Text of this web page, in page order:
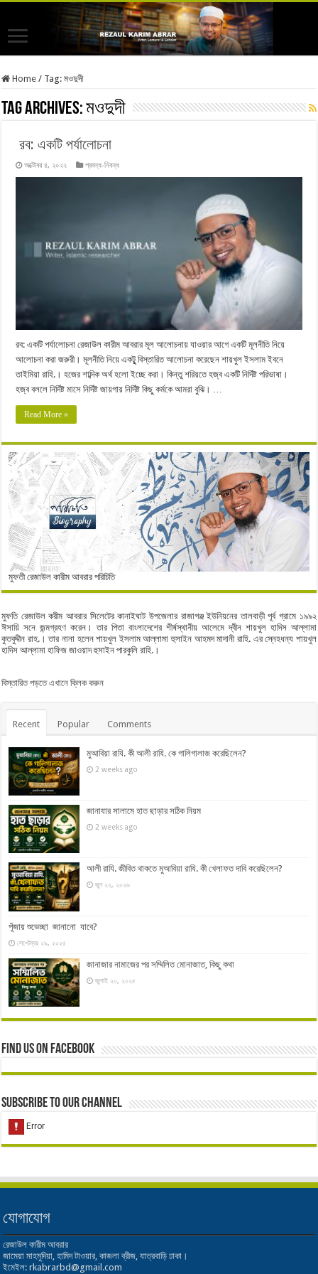
Home / Tag:মওদুদী
Tag Archives:মওদুদী
রব: একটি পর্যালোচনা
অক্টোবর ৪, ২০২২ প্রবন্ধ-নিবন্ধ
রব: একটি পর্যালোচনা রেজাউল কারীম আবরার মূল আলোচনায় যাওয়ার আগে একটি মূলনীতি নিয়ে
আলোচনা করা জরুরী। মূলনীতি নিয়ে একটুৃ বিস্তারিত আলোচনা করেছেন শায়খুল ইসলাম ইবনে
তাইমিয়া রাহি.। হজের শাব্দিক অর্থ হলো ইচ্ছে করা। কিন্তু শরিয়তে হজ্ব একটি নির্দিষ্ট পরিভাষা।
হজ্ব বললে নির্দিষ্ট মাসে নির্দিষ্ট জায়গায় নির্দিষ্ট কিছু কর্মকে আমরা বুঝি। …
Read More »
মুফতী রেজাউল কারীম আবরার পরিচিতি
মুফতি রেজাউল করীম আবরার সিলেটের কানাইঘাট উপজেলার রাজাগঞ্জ ইউনিয়নের তালবাড়ী পূর্ব গ্রামে ১৯৯২
ঈসায়ি সনে জন্মগ্রহণ করেন। তার পিতা বাংলাদেশের শীর্ষস্থানীয় আলেমে দ্বীন শায়খুল হাদিস আল্লামা
কুতবুদ্দীন রাহ.। তার নানা হলেন শায়খুল ইসলাম আল্লামা হুসাইন আহমদ মাদানী রাহি. এর স্নেহধন্য শায়খুল
হাদিস আল্লামা হাফিজ জাওয়াদ হুসাইন পারকুলি রাহি.।
বিস্তারিত পড়তে এখানে ক্লিক করুন
Recent Popular Comments
মুআবিয়া রাযি. কী আলী রাযি. কে গালিগালাজ করেছিলেন?
2 weeks ago
জানাযার সালামে হাত ছাড়ার সঠিক নিয়ম
2 weeks ago
আলী রাযি. জীবিত থাকতে মুআবিয়া রাযি. কী খেলাফত দাবি করেছিলেন?
জুন ২২, ২০২৬
পূঁজায় শুভেচ্ছা জানানো যাবে?
সেপ্টেম্বর ২৯, ২০২৫
জানাজার নামাজের পর সম্মিলিত মোনাজাত, কিছু কথা
জুলাই ২০, ২০২৫
Find us on Facebook
Subscribe to our Channel
যোগাযোগ
রেজাউল কারীম আবরার
জামেয়া মাহমুদিয়া, হামিদ টাওয়ার, কাজলা ব্রীজ, যাত্রবাড়ি ঢাকা।
ইমেইল: rkabrarbd@gmail.com